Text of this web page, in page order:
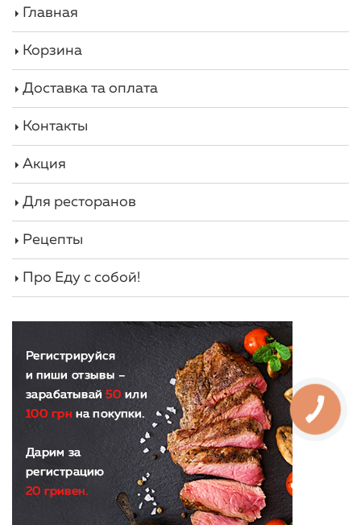
Главная
Корзина
Доставка та оплата
Контакты
Акция
Для ресторанов
Рецепты
Про Еду с собой!